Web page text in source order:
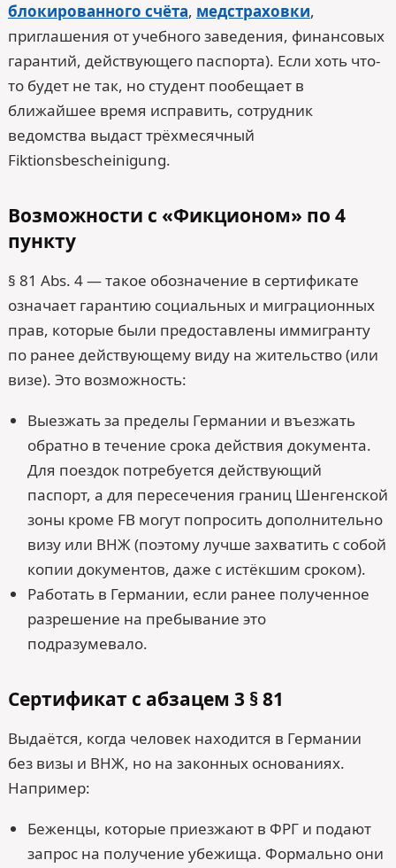
блокированного счёта, медстраховки,
приглашения от учебного заведения, финансовых
гарантий, действующего паспорта). Если хоть что-
то будет не так, но студент пообещает в
ближайшее время исправить, сотрудник
ведомства выдаст трёхмесячный
Fiktionsbescheinigung.
Возможности с «Фикционом» по 4
пункту
§ 81 Abs. 4 — такое обозначение в сертификате
означает гарантию социальных и миграционных
прав, которые были предоставлены иммигранту
по ранее действующему виду на жительство (или
визе). Это возможность:
Выезжать за пределы Германии и въезжать
обратно в течение срока действия документа.
Для поездок потребуется действующий
паспорт, а для пересечения границ Шенгенской
зоны кроме FB могут попросить дополнительно
визу или ВНЖ (поэтому лучше захватить с собой
копии документов, даже с истёкшим сроком).
Работать в Германии, если ранее полученное
разрешение на пребывание это
подразумевало.
Сертификат с абзацем 3 § 81
Выдаётся, когда человек находится в Германии
без визы и ВНЖ, но на законных основаниях.
Например:
Беженцы, которые приезжают в ФРГ и подают
запрос на получение убежища. Формально они